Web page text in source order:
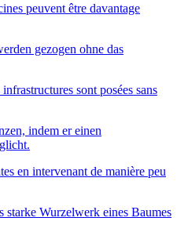
peuvent être davantage
sont posées sans
en intervenant de manière peu